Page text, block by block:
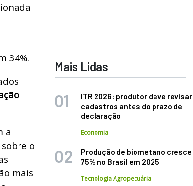
34%.
a
o
mais
Mais Lidas
ITR 2026: produtor deve revisar
cadastros antes do prazo de
declaração
Economia
Produção de biometano cresce
75% no Brasil em 2025
Tecnologia Agropecuária